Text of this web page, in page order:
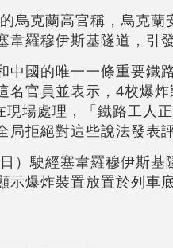
克蘭高官稱，烏克蘭
羅穆伊斯基隧道，引發
國的唯一一條重要鐵
名官員並表示，4枚爆
場處理，「鐵路工人
拒絕對這些說法發表評
）駛經塞韋羅穆伊斯基
爆炸裝置放置於列車底